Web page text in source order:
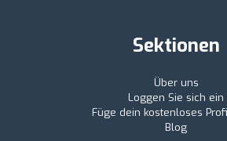
Sektionen
Über uns
Loggen Sie sich ein
Füge dein kostenloses
Blog